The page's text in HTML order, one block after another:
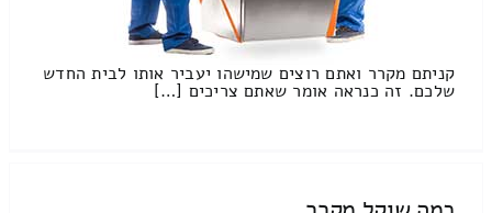
קניתם מקרר ואתם רוצים שמישהו יעביר אותו לבית החדש
שלכם. זה כנראה אומר שאתם צריכים […]